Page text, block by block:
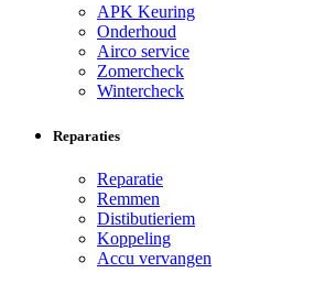
APK Keuring
Onderhoud
Airco service
Zomercheck
Wintercheck
Reparaties
Reparatie
Remmen
Distibutieriem
Koppeling
Accu vervangen